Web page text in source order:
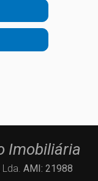
Imobiliária
AMI: 21988